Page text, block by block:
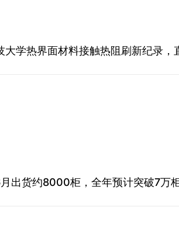
学热界面材料接触热阻刷新纪录，
出货约8000柜，全年预计突破7万